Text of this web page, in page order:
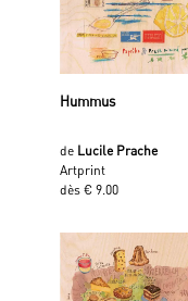
Hummus
de Lucile Prache
Artprint
dès € 9.00